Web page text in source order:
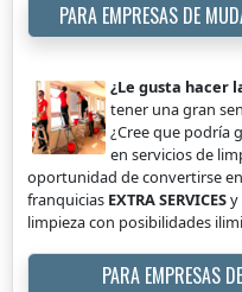
PARA EMPRESAS DE
¿Le gusta hacer
tener una gran
¿Cree que podría
en servicios de
oportunidad de convertirse
franquicias EXTRA SERVICESy
limpieza con posibilidades
PARA EMPRESAS